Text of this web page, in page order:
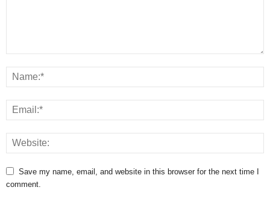
Save my name, email, and website in this browser for the next time I
comment.